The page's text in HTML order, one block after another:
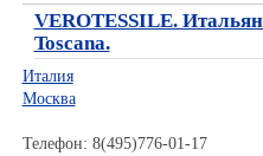
VEROTESSILE.
Toscana.
Италия
Москва
Телефон: 8(495)776-01-17